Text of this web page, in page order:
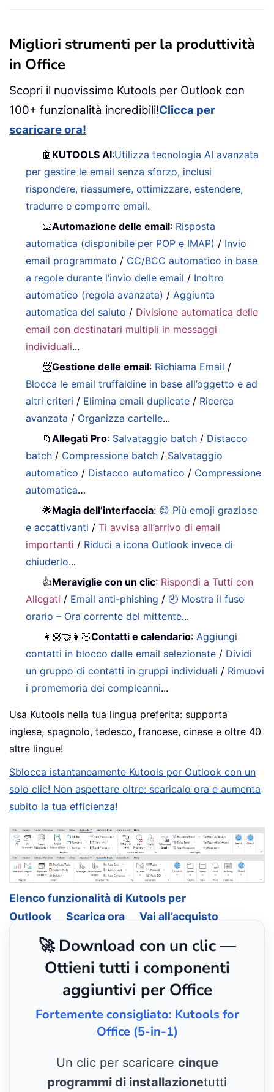
Migliori strumenti per la produttività
in Office
Scopri il nuovissimo Kutools per Outlook con
100+ funzionalità incredibili!Clicca per
scaricare ora!
🤖 KUTOOLS AI:Utilizza tecnologia AI avanzata
per gestire le email senza sforzo, inclusi
rispondere, riassumere, ottimizzare, estendere,
tradurre e comporre email.
📧Automazione delle email: Risposta
automatica (disponibile per POP e IMAP) / Invio
email programmato / CC/BCC automatico in base
a regole durante l’invio delle email / Inoltro
automatico (regola avanzata) /Aggiunta
automatica del saluto / Divisione automatica delle
email con destinatari multipli in messaggi
individuali...
📨Gestione delle email: Richiama Email /
Blocca le email truffaldine in base all’oggetto e ad
altri criteri / Elimina email duplicate / Ricerca
avanzata / Organizza cartelle...
📁Allegati Pro: Salvataggio batch / Distacco
batch / Compressione batch / Salvataggio
automatico / Distacco automatico / Compressione
automatica…
🌟Magia dell’interfaccia: 😊 Più emoji graziose
e accattivanti /Ti avvisa all’arrivo di email
importanti / Riduci a icona Outlook invece di
chiuderlo...
👍Meraviglie con un clic: Rispondi a Tutti con
Allegati / Email anti-phishing / 🕘 Mostra il fuso
orario – Ora corrente del mittente...
👩🏼‍🤝‍👩🏻Contatti e calendario:Aggiungi
contatti in blocco dalle email selezionate / Dividi
un gruppo di contatti in gruppi individuali / Rimuovi
i promemoria dei compleanni...
Usa Kutools nella tua lingua preferita: supporta
inglese, spagnolo, tedesco, francese, cinese e oltre 40
altre lingue!
Sblocca istantaneamente Kutools per Outlook con un
solo clic! Non aspettare oltre: scaricalo ora e aumenta
subito la tua efficienza!
Elenco funzionalità di Kutools per
Outlook
Scarica ora Vai all’acquisto
🚀 Download con un clic —
Ottieni tutti i componenti
aggiuntivi per Office
Fortemente consigliato: Kutools for
Office (5-in-1)
Un clic per scaricare cinque
programmi di installazionetutti